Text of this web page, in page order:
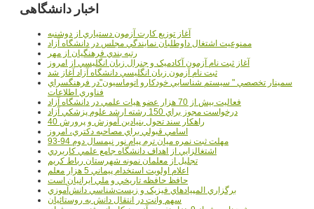
اخبار دانشگاهی
آغاز توزيع کارت آزمون دستياري از دوشنبه
ممنوعيت اشتغال داوطلبان نمايندگي مجلس در دانشگاه آزاد
رتبه بندي فرهنگيان از مهر
آغاز ثبت نام آزمون آکادميک و جنرال زبان انگليسي از امروز
ثبت نام آزمون زبان انگليسي دانشگاه آزاد آغاز شد
سمينار تخصصي " سيستم شناسايي خودکارو اتوماسيون"در فرهنگسراي
فناوري اطلاعات
فعاليت بيش از 70 هزار عضو هيات علمي در دانشگاه آزاد
درخواست مجوز براي 150 رشته ارشد علوم پزشکي آزاد
40 راهکار سند تحول بنيادين آموزش و پرورش
اسامي قبولي براي مصاحبه دکتري، امروز
مهلت ثبت نمره میان ترم پیام نور نیمسال دوم 94-93
اشتغالزايي از اهداف دانشگاه جامع علمي کاربردي
تجليل از معلمان نمونه شهرستان رباط کريم
اعلام اولويت استخدام پيماني 5 هزار معلم
حافظ حافظه تاريخي و ملي ايرانيان است
برگزاري المپيادهاي فيزيک و زيست‌شناسي دانش‌آموزي
سهم وانت در انتقال دانش به روستائيان